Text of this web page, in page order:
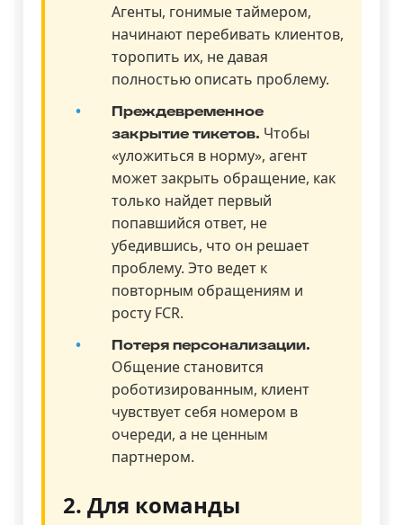
Агенты, гонимые таймером,
начинают перебивать клиентов,
торопить их, не давая
полностью описать проблему.
Преждевременное
закрытие тикетов. Чтобы
«уложиться в норму», агент
может закрыть обращение, как
только найдет первый
попавшийся ответ, не
убедившись, что он решает
проблему. Это ведет к
повторным обращениям и
росту FCR.
Потеря персонализации.
Общение становится
роботизированным, клиент
чувствует себя номером в
очереди, а не ценным
партнером.
2. Для команды